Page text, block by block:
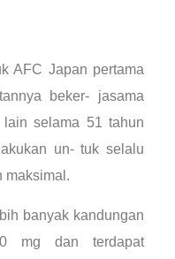
AFC Japan pertama
beker- jasama
selama 51 tahun
un- tuk selalu
maksimal.
banyak kandungan
mg dan terdapat